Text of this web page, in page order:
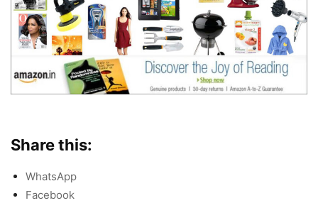
Share this:
WhatsApp
Facebook